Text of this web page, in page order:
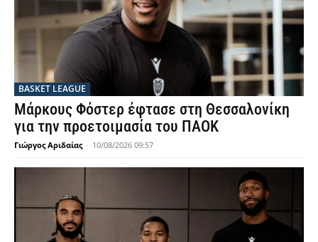
BASKET LEAGUE
Μάρκους Φόστερ έφτασε στη Θεσσαλονίκη
για την προετοιμασία του ΠΑΟΚ
Γιώργος Αριδαίας - 10/08/2026 09:57